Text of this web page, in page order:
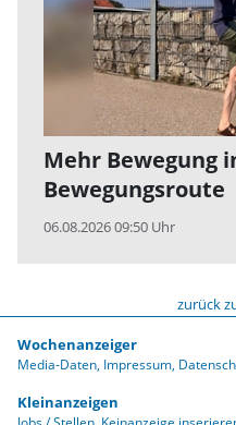
Mehr Bewegung
Bewegungsroute
06.08.2026 09:50 Uhr
zurück
Wochenanzeiger
Media-Daten Impressum
Kleinanzeigen